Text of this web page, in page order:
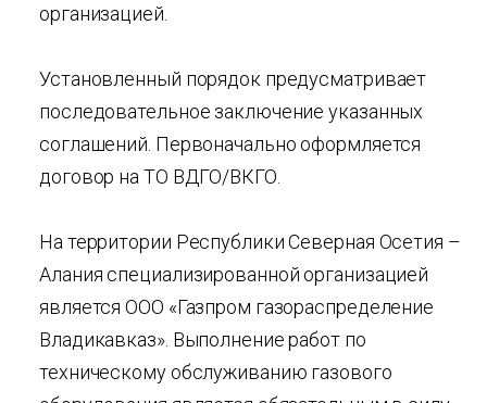
организацией.
Установленный порядок предусматривает
последовательное заключение указанных
соглашений. Первоначально оформляется
договор на ТО ВДГО/ВКГО.
На территории Республики Северная Осетия –
Алания специализированной организацией
является ООО «Газпром газораспределение
Владикавказ». Выполнение работ по
техническому обслуживанию газового